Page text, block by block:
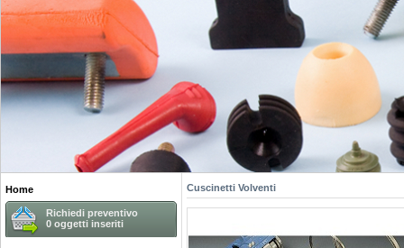
Home
Richiedi preventivo
0 oggetti inseriti
Cuscinetti Volventi